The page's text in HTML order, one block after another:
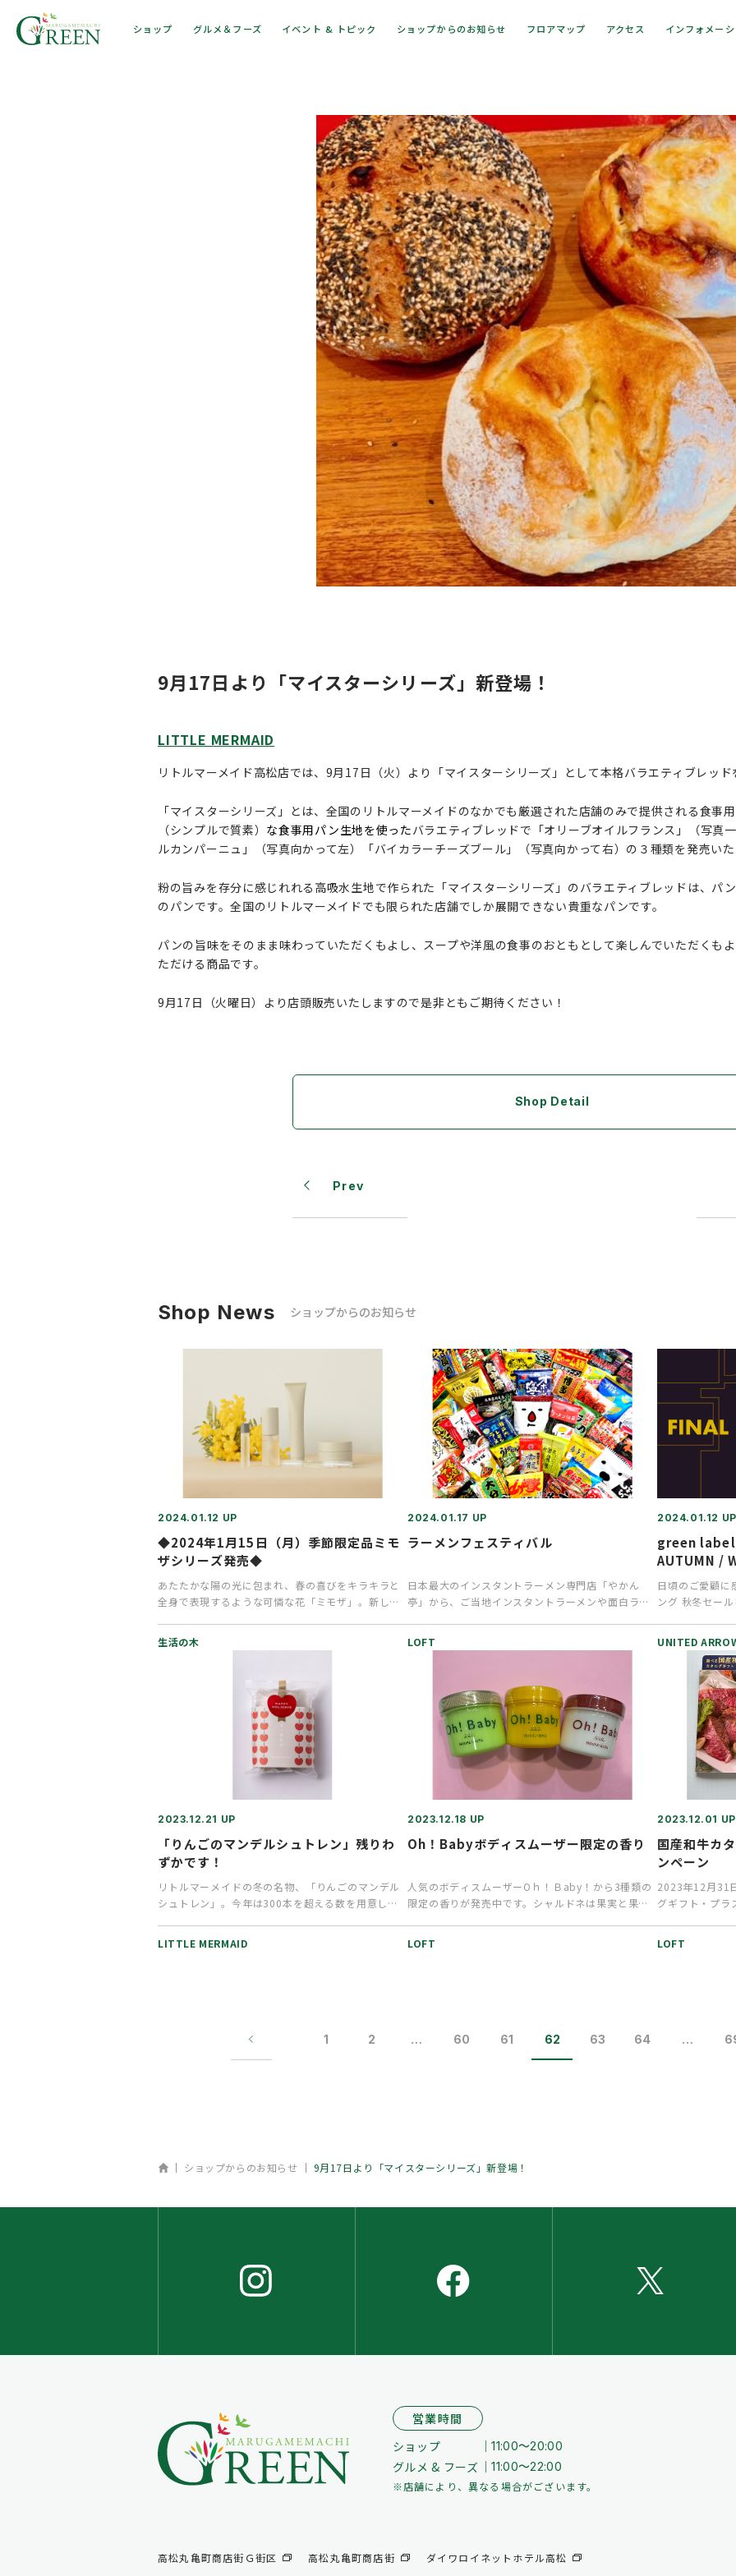
ショップ グルメ＆フーズ イベント & トピック ショップからのお知らせ フロアマップ アクセス インフォメー
9月17日より「マイスターシリーズ」新登場！
LITTLE MERMAID
リトルマーメイド高松店では、9月17日（火）より「マイスターシリーズ」として本格バラエティブレッ
「マイスターシリーズ」とは、全国のリトルマーメイドのなかでも厳選された店舗のみで提供される食事
（シンプルで質素） な食事用パン生地を使ったバラエティブレッドで「オリーブオイルフランス」（写真
ルカンパーニュ」（写真向かって左）「バイカラーチーズブール」（写真向かって右）の３種類を発売い
粉の旨みを存分に感じれれる高吸水生地で作られた「マイスターシリーズ」のバラエティブレッドは、パ
のパンです。全国のリトルマーメイドでも限られた店舗でしか展開できない貴重なパンです。
パンの旨味をそのまま味わっていただくもよし、スープや洋風の食事のおともとして楽しんでいただくも
ただける商品です。
9月17日（火曜日）より店頭販売いたしますので是非ともご期待ください！
Shop Detail
Prev
Shop News ショップからのお知らせ
2024.01.12 UP
◆2024年1月15日（月）季節限定品ミモ
ザシリーズ発売◆
あたたかな陽の光に包まれ、春の喜びをキラキラと
全身で表現するような可憐な花「ミモザ」。新しい
生活の木
2024.01.17 UP
ラーメンフェスティバル
日本最大のインスタントラーメン専門店「やかん
亭」から、ご当地インスタントラーメンや面白ラー
LOFT
2024.01.12 UP
green label
AUTUMN /
日頃のご愛顧に
ング 秋冬セー
UNITED
2023.12.21 UP
「りんごのマンデルシュトレン」残りわ
ずかです！
リトルマーメイドの冬の名物、「りんごのマンデル
シュトレン」。今年は300本を超える数を用意して
LITTLE MERMAID
2023.12.18 UP
Oh！Babyボディスムーザー限定の香り
人気のボディスムーザーOｈ！Ｂaby！から3種類の
限定の香りが発売中です。シャルドネは果実と果汁
LOFT
2023.12.01 UP
国産和牛カ
ンペーン
2023年12月31
グギフト・プラ
LOFT
1 2 … 60 61 62 63 64 …
ホーム
ショップからのお知らせ 9月17日より「マイスターシリーズ」新登場！
営業時間
ショップ
11:00～20:00
グルメ & フーズ
11:00～22:00
※店舗により、異なる場合がございます。
高松丸亀町商店街Ｇ街区 高松丸亀町商店街 ダイワロイネットホテル高松